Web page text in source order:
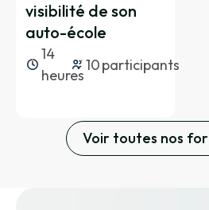
visibilité de son
auto-école
14
heures
10participants
Voir toutes nos